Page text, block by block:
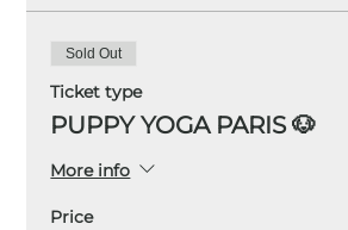
Sold Out
Ticket type
PUPPY YOGA PARIS 🐶
More info
Price